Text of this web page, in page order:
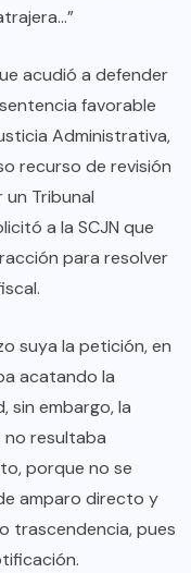
acudió a defender
favorable
Administrativa,
recurso de revisión
un Tribunal
a la SCJN que
para resolver
suya la petición, en
acatando la
sin embargo, la
no resultaba
porque no se
amparo directo y
trascendencia, pues